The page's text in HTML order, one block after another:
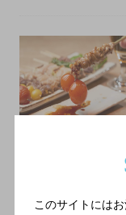
このサイトには